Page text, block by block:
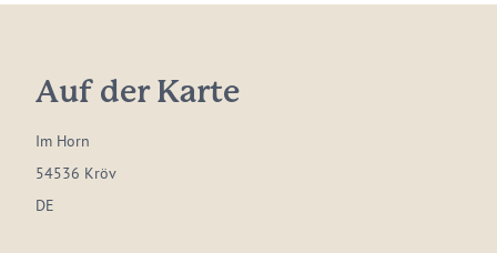
Auf der Karte
Im Horn
54536 Kröv
DE